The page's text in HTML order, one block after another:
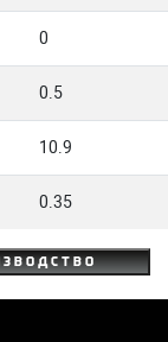
0
0.5
10.9
0.35